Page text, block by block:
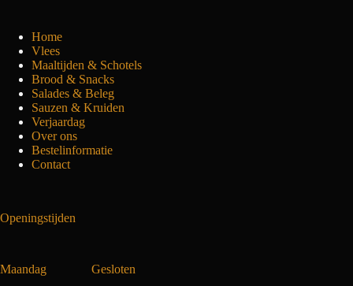
Home
Vlees
Maaltijden & Schotels
Brood & Snacks
Salades & Beleg
Sauzen & Kruiden
Verjaardag
Over ons
Bestelinformatie
Contact
Openingstijden
Maandag Gesloten